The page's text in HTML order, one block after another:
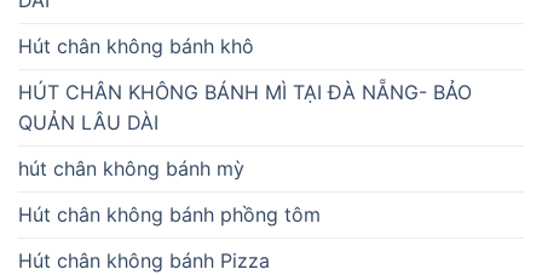
Hút chân không bánh khô
HÚT CHÂN KHÔNG BÁNH MÌ TẠI ĐÀ NẴNG- BẢO
QUẢN LÂU DÀI
hút chân không bánh mỳ
Hút chân không bánh phồng tôm
Hút chân không bánh Pizza